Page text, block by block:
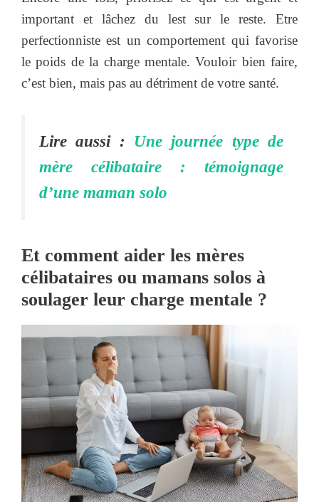
important et lâchez du lest sur le reste. Etre
perfectionniste est un comportement qui favorise
le poids de la charge mentale. Vouloir bien faire,
c’est bien, mais pas au détriment de votre santé.
Lire aussi : Une journée type de
mère célibataire : témoignage
d’une maman solo
Et comment aider les mères
célibataires ou mamans solos à
soulager leur charge mentale ?